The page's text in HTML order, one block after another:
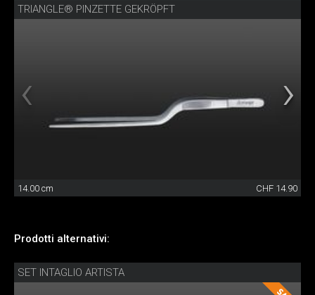
TRIANGLE® PINZETTE GEKRÖPFT
14.00 cm CHF 14.90
Prodotti alternativi:
SET INTAGLIO ARTISTA